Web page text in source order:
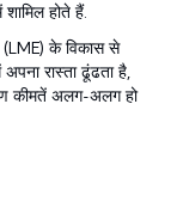
होते हैं.
(LME) के विकास से
रास्ता ढूंढता है,
कीमतें अलग-अलग हो